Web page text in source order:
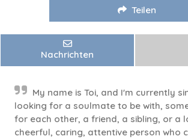
Teilen
Nachrichten
My name is Toi, and I'm currently
looking for a soulmate to be with,
for each other, a friend, a sibling, or a
cheerful, caring, attentive person who